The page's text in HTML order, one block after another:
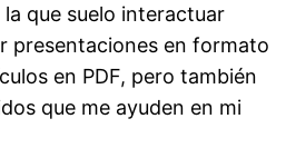
que suelo interactuar
presentaciones en formato
en PDF, pero también
que me ayuden en mi